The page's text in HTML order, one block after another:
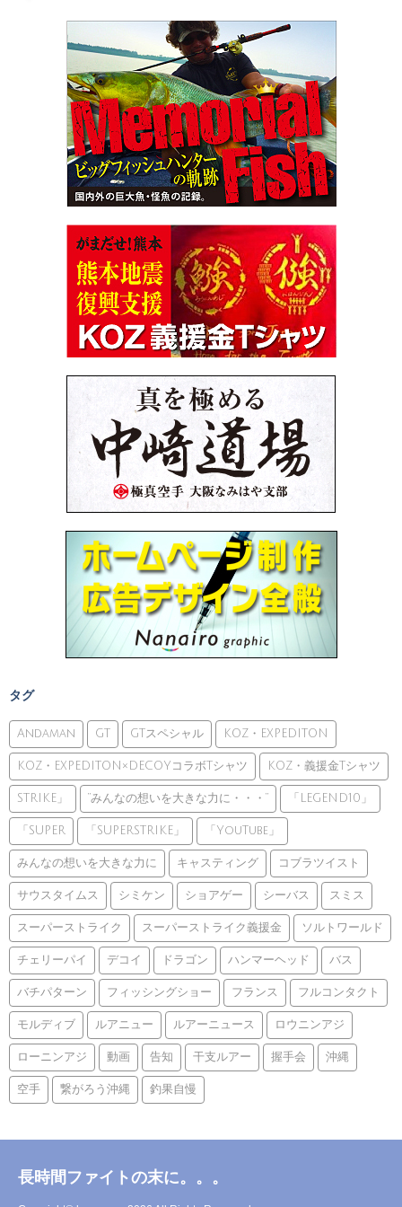
タグ
Andaman GT GTスペシャル KOZ・EXPEDITON
KOZ・EXPEDITON×DECOYコラボTシャツ KOZ・義援金Tシャツ
STRIKE」 ”みんなの想いを大きな力に・・・” 「LEGEND10」
「SUPER 「SUPERSTRIKE」 「YouTube」
みんなの想いを大きな力に キャスティング コブラツイスト
サウスタイムス シミケン ショアゲー シーバス スミス
スーパーストライク スーパーストライク義援金 ソルトワールド
チェリーパイ デコイ ドラゴン ハンマーヘッド バス
バチパターン フィッシングショー フランス フルコンタクト
モルディブ ルアニュー ルアーニュース ロウニンアジ
ローニンアジ 動画 告知 干支ルアー 握手会 沖縄
空手 繋がろう沖縄 釣果自慢
長時間ファイトの末に。。。